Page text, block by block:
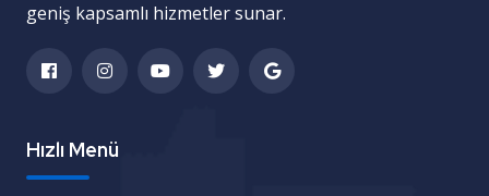
geniş kapsamlı hizmetler sunar.
Hızlı Menü